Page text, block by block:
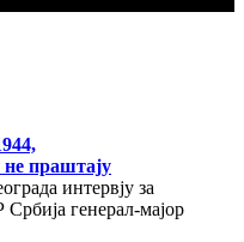
праштају
интервју за
генерал-мајор